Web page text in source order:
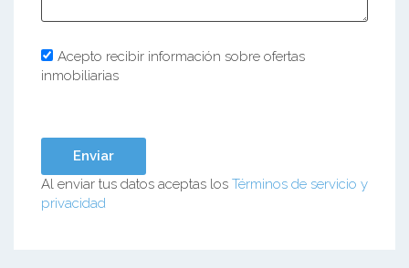
Acepto recibir información sobre ofertas
inmobiliarias
Al enviar tus datos aceptas los Términos de servicio y
privacidad